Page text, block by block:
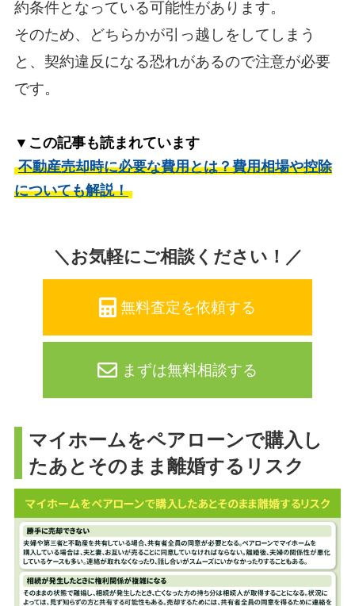
約条件となっている可能性があります。
そのため、どちらかが引っ越しをしてしまう
と、契約違反になる恐れがあるので注意が必要
です。
▼この記事も読まれています
不動産売却時に必要な費用とは？費用相場や控除
についても解説！
＼お気軽にご相談ください！／
無料査定を依頼する
まずは無料相談する
マイホームをペアローンで購入し
たあとそのまま離婚するリスク